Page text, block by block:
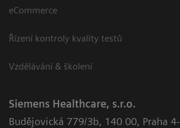
eCommerce
Řízení kontroly kvality testů
Vzdělávání & školení
Siemens Healthcare, s.r.o.
Budějovická 779/3b, 140 00, Praha 4-